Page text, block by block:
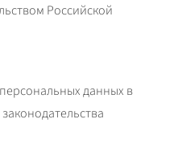
Российской
данных в